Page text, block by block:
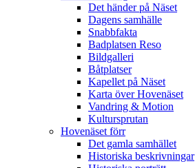
Det händer på Näset
Dagens samhälle
Snabbfakta
Badplatsen Reso
Bildgalleri
Båtplatser
Kapellet på Näset
Karta över Hovenäset
Vandring & Motion
Kultursprutan
Hovenäset förr
Det gamla samhället
Historiska beskrivningar